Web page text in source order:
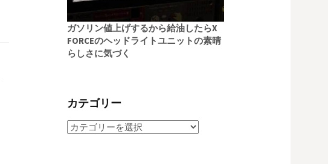
ガソリン値上げするから給油したらX
FORCEのヘッドライトユニットの素晴
らしさに気づく
カテゴリー